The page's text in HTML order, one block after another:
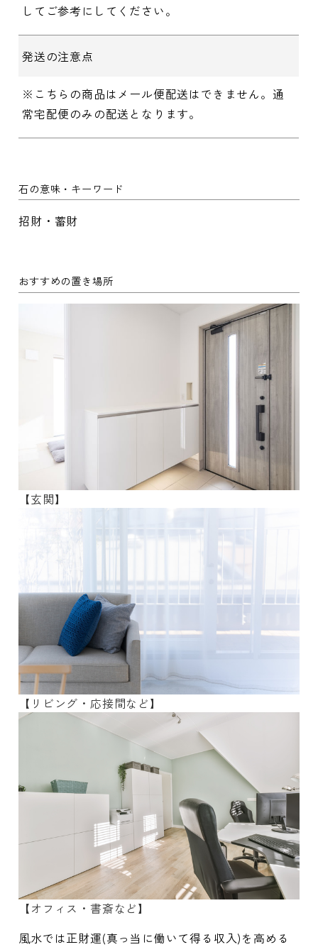
してご参考にしてください。
発送の注意点
※こちらの商品はメール便配送はできません。通
常宅配便のみの配送となります。
石の意味・キーワード
招財・蓄財
おすすめの置き場所
【玄関】
【リビング・応接間など】
【オフィス・書斎など】
風水では正財運(真っ当に働いて得る収入)を高める